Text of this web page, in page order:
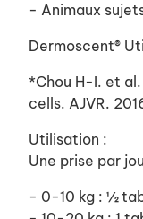
- Animaux
Dermoscent®
*Chou H-I. et
cells. AJVR.
Utilisation :
Une prise par
- 0-10 kg : ½